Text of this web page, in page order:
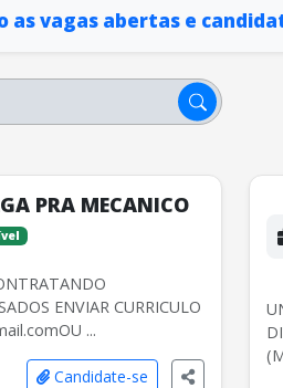
as vagas abertas e
PRA MECANICO
ENVIAR CURRICULO
...
Candidate-se